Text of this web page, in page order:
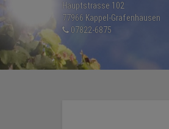
Hauptstrasse 102
77966 Kappel-Grafenhausen
07822-6875